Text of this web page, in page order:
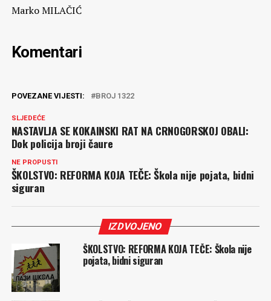
Marko MILAČIĆ
Komentari
POVEZANE VIJESTI: BROJ 1322
SLJEDEĆE
NASTAVLJA SE KOKAINSKI RAT NA CRNOGORSKOJ OBALI:
Dok policija broji čaure
NE PROPUSTI
ŠKOLSTVO: REFORMA KOJA TEČE: Škola nije pojata, bidni
siguran
IZDVOJENO
ŠKOLSTVO: REFORMA KOJA TEČE: Škola nije
pojata, bidni siguran